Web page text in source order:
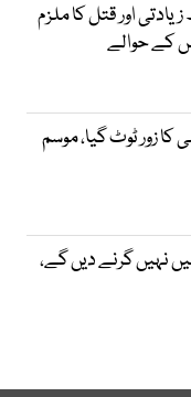
اور قتل کا ملزم
کے حوالے
زور ٹوٹ گیا، موسم
نہیں گرنے دیں گے،